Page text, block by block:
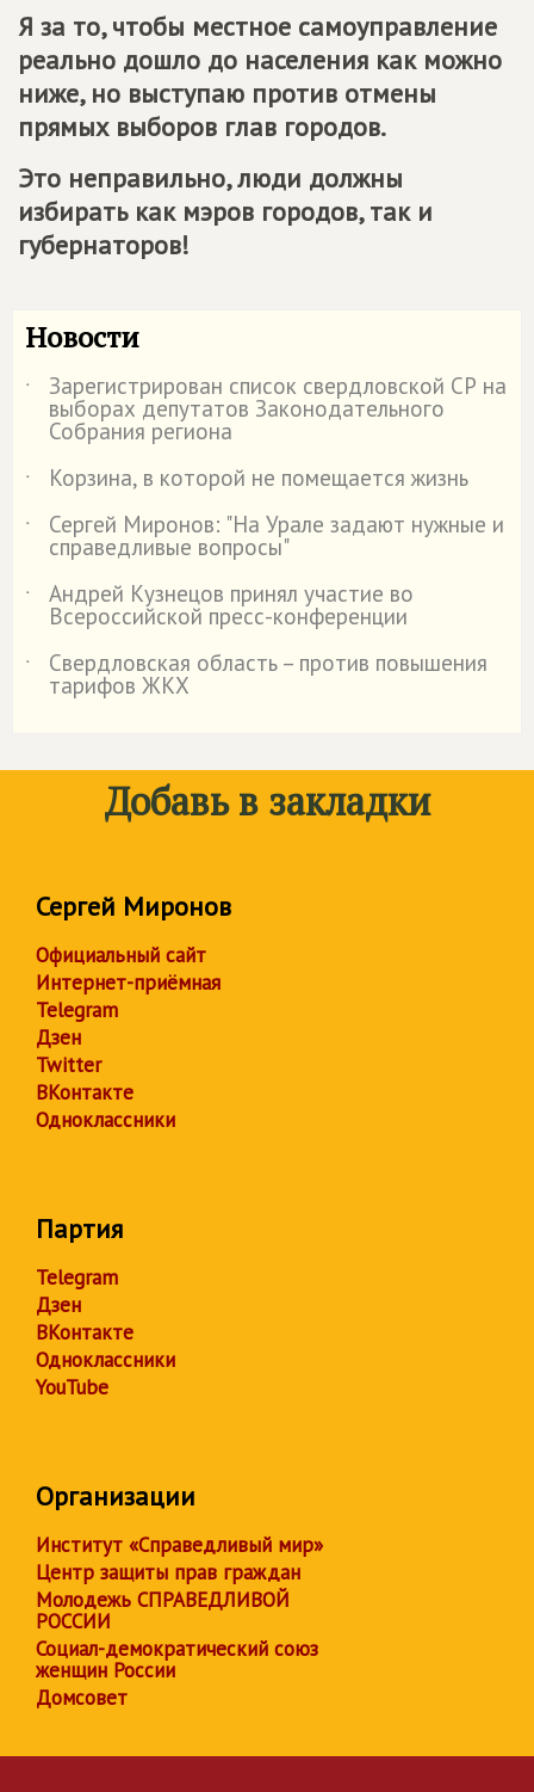
Я за то, чтобы местное самоуправление
реально дошло до населения как можно
ниже, но выступаю против отмены
прямых выборов глав городов.
Это неправильно, люди должны
избирать как мэров городов, так и
губернаторов!
Новости
˙ Зарегистрирован список свердловской СР на
выборах депутатов Законодательного
Собрания региона
˙
Корзина, в которой не помещается жизнь
˙
Сергей Миронов: "На Урале задают нужные и
справедливые вопросы"
˙
Андрей Кузнецов принял участие во
Всероссийской пресс-конференции
˙
Свердловская область – против повышения
тарифов ЖКХ
Добавь в закладки
Сергей Миронов
Официальный сайт
Интернет-приёмная
Telegram
Дзен
Twitter
ВКонтакте
Одноклассники
Партия
Telegram
Дзен
ВКонтакте
Одноклассники
YouTube
Организации
Институт «Справедливый мир»
Центр защиты прав граждан
Молодежь СПРАВЕДЛИВОЙ
РОССИИ
Социал-демократический союз
женщин России
Домсовет